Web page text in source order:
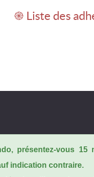
֎ Liste des
présentez-vous 15
indication contraire.